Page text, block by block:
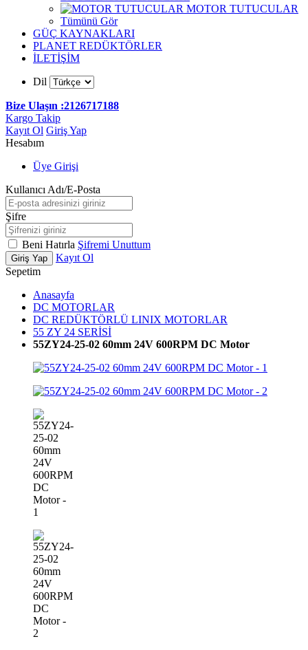
MOTOR TUTUCULAR
Tümünü Gör
GÜÇ KAYNAKLARI
PLANET REDÜKTÖRLER
İLETİŞİM
Dil
Bize Ulaşın :2126717188
Kargo Takip
Kayıt Ol Giriş Yap
Hesabım
Üye Girişi
Kullanıcı Adı/E-Posta
Şifre
Beni Hatırla Şifremi Unuttum
Giriş Yap
Kayıt Ol
Sepetim
Anasayfa
DC MOTORLAR
DC REDÜKTÖRLÜ LINIX MOTORLAR
55 ZY 24 SERİSİ
55ZY24-25-02 60mm 24V 600RPM DC Motor